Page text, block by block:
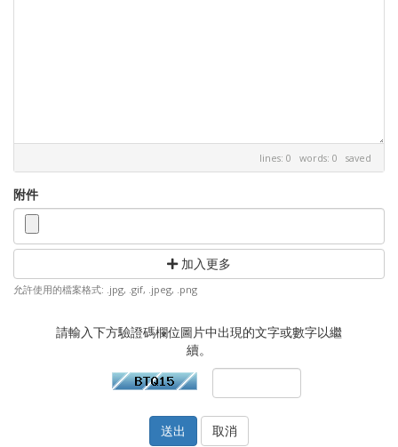
lines: 0 words: 0 saved
附件
加入更多
允許使用的檔案格式: .jpg, .gif, .jpeg, .png
請輸入下方驗證碼欄位圖片中出現的文字或數字以繼
續。
取消